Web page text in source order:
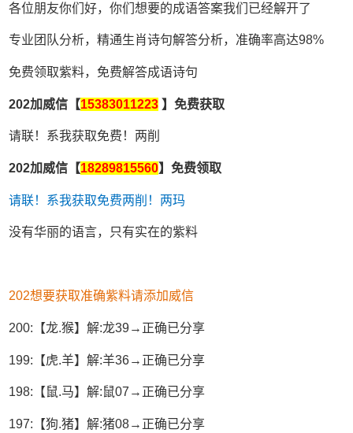
各位朋友你们好，你们想要的成语答案我们已经解开了
专业团队分析，精通生肖诗句解答分析，准确率高达98%
免费领取紫料，免费解答成语诗句
202加威信【15383011223 】免费获取
请联！系我获取免费！两削
202加威信【18289815560】免费领取
请联！系我获取免费两削！两玛
没有华丽的语言，只有实在的紫料
202想要获取准确紫料请添加威信
200:【龙.猴】解:龙39→正确已分享
199:【虎.羊】解:羊36→正确已分享
198:【鼠.马】解:鼠07→正确已分享
197:【狗.猪】解:猪08→正确已分享